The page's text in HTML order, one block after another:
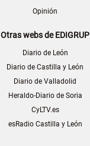
Opinión
Otras webs de EDIGRUP
Diario de León
Diario de Castilla y León
Diario de Valladolid
Heraldo-Diario de Soria
CyLTV.es
esRadio Castilla y León